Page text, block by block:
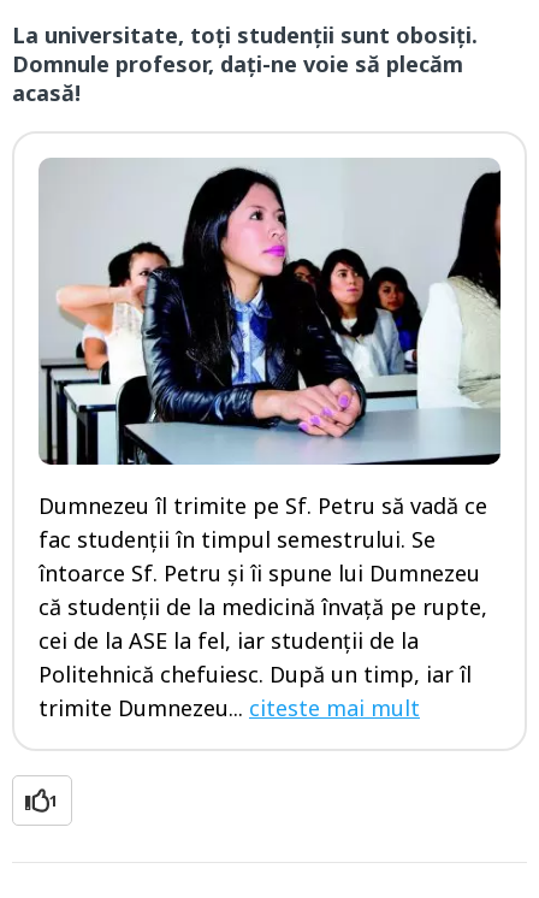
La universitate, toţi studenţii sunt obosiţi.
Domnule profesor, daţi-ne voie să plecăm
acasă!
Dumnezeu îl trimite pe Sf. Petru să vadă ce
fac studenţii în timpul semestrului. Se
întoarce Sf. Petru şi îi spune lui Dumnezeu
că studenţii de la medicină învaţă pe rupte,
cei de la ASE la fel, iar studenţii de la
Politehnică chefuiesc. După un timp, iar îl
trimite Dumnezeu... citeste mai mult
1